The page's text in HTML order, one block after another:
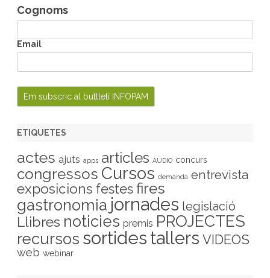
Cognoms
Email
ETIQUETES
actes ajuts apps articles AUDIO concurs
congressos Cursos demanda entrevista
exposicions festesfires
gastronomia jornades legislació
Llibres noticies premis PROJECTES
recursos sortides tallers VIDEOS
web webinar